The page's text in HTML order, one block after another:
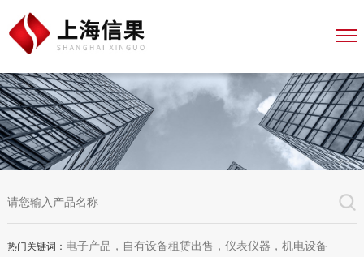
热门关键词： 电子产品，自有设备租赁出售，仪表仪器，机电设备